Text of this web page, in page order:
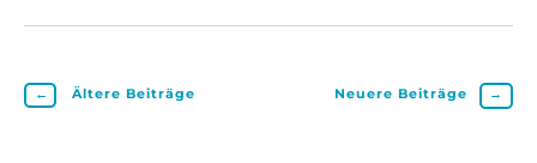
← Ältere Beiträge Neuere Beiträge →